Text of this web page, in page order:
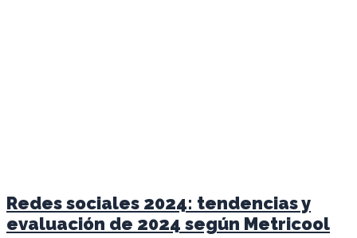
Redes sociales 2024: tendencias y
evaluación de 2024 según Metricool